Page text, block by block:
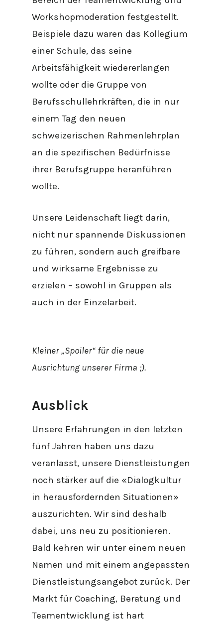
Workshopmoderation festgestellt.
Beispiele dazu waren das Kollegium
einer Schule, das seine
Arbeitsfähigkeit wiedererlangen
wollte oder die Gruppe von
Berufsschullehrkräften, die in nur
einem Tag den neuen
schweizerischen Rahmenlehrplan
an die spezifischen Bedürfnisse
ihrer Berufsgruppe heranführen
wollte.
Unsere Leidenschaft liegt darin,
nicht nur spannende Diskussionen
zu führen, sondern auch greifbare
und wirksame Ergebnisse zu
erzielen – sowohl in Gruppen als
auch in der Einzelarbeit.
Kleiner „Spoiler“ für die neue
Ausrichtung unserer Firma ;).
Ausblick
Unsere Erfahrungen in den letzten
fünf Jahren haben uns dazu
veranlasst, unsere Dienstleistungen
noch stärker auf die «Dialogkultur
in herausfordernden Situationen»
auszurichten. Wir sind deshalb
dabei, uns neu zu positionieren.
Bald kehren wir unter einem neuen
Namen und mit einem angepassten
Dienstleistungsangebot zurück. Der
Markt für Coaching, Beratung und
Teamentwicklung ist hart